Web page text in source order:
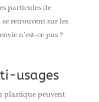
particules de
retrouvent sur les
n’est-ce pas ?
usages
plastique peuvent